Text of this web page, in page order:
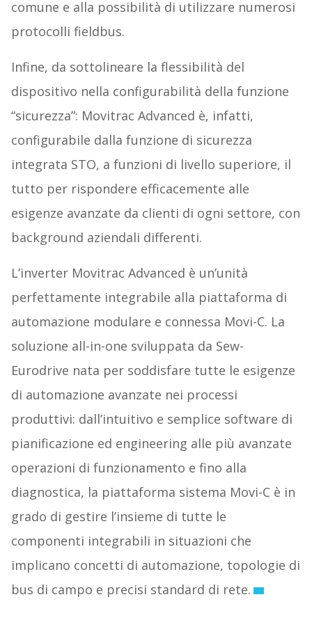
comune e alla possibilità di utilizzare numerosi
protocolli fieldbus.
Infine, da sottolineare la flessibilità del
dispositivo nella configurabilità della funzione
“sicurezza”: Movitrac Advanced è, infatti,
configurabile dalla funzione di sicurezza
integrata STO, a funzioni di livello superiore, il
tutto per rispondere efficacemente alle
esigenze avanzate da clienti di ogni settore, con
background aziendali differenti.
L’inverter Movitrac Advanced è un’unità
perfettamente integrabile alla piattaforma di
automazione modulare e connessa Movi-C. La
soluzione all-in-one sviluppata da Sew-
Eurodrive nata per soddisfare tutte le esigenze
di automazione avanzate nei processi
produttivi: dall’intuitivo e semplice software di
pianificazione ed engineering alle più avanzate
operazioni di funzionamento e fino alla
diagnostica, la piattaforma sistema Movi-C è in
grado di gestire l’insieme di tutte le
componenti integrabili in situazioni che
implicano concetti di automazione, topologie di
bus di campo e precisi standard di rete.